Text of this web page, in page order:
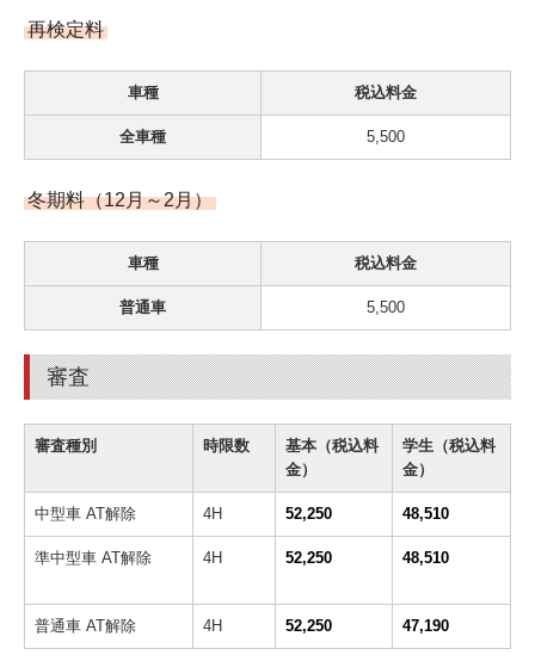
再検定料
車種 税込料金
全車種 5,500
冬期料（12月～2月）
車種 税込料金
普通車 5,500
審査
審査種別 時限数
基本（税込料
金）
学生（税込料
金）
中型車 AT解除 4H 52,250 48,510
準中型車 AT解除 4H 52,250 48,510
普通車 AT解除 4H 52,250 47,190